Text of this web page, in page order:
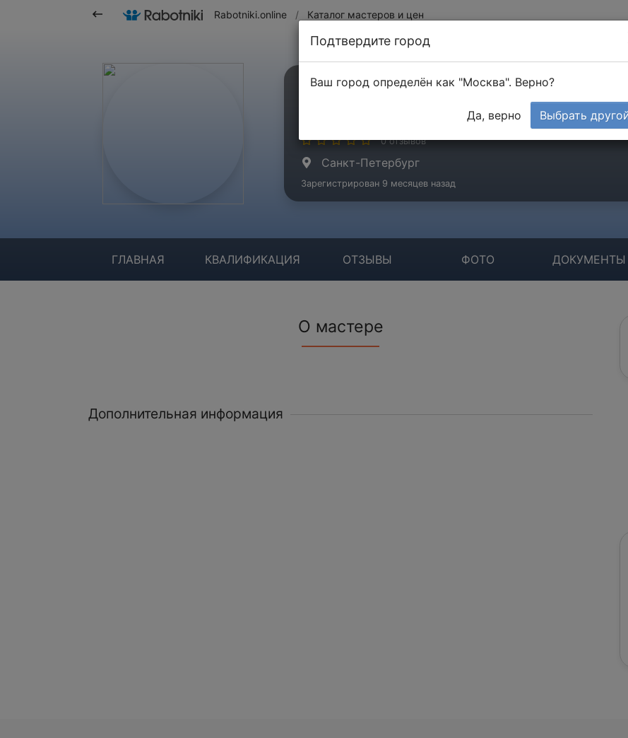
Rabotniki.online / Каталог мастеров и цен
Мясников Евгений
0 отзывов
Санкт-Петербург
Зарегистрирован 9 месяцев назад
ГЛАВНАЯ КВАЛИФИКАЦИЯ ОТЗЫВЫ ФОТО ДОКУМЕНТЫ
О мастере
Дополнительная информация
Подтвердите город
Ваш город определён как "Москва". Верно?
Да, верно Выбрать